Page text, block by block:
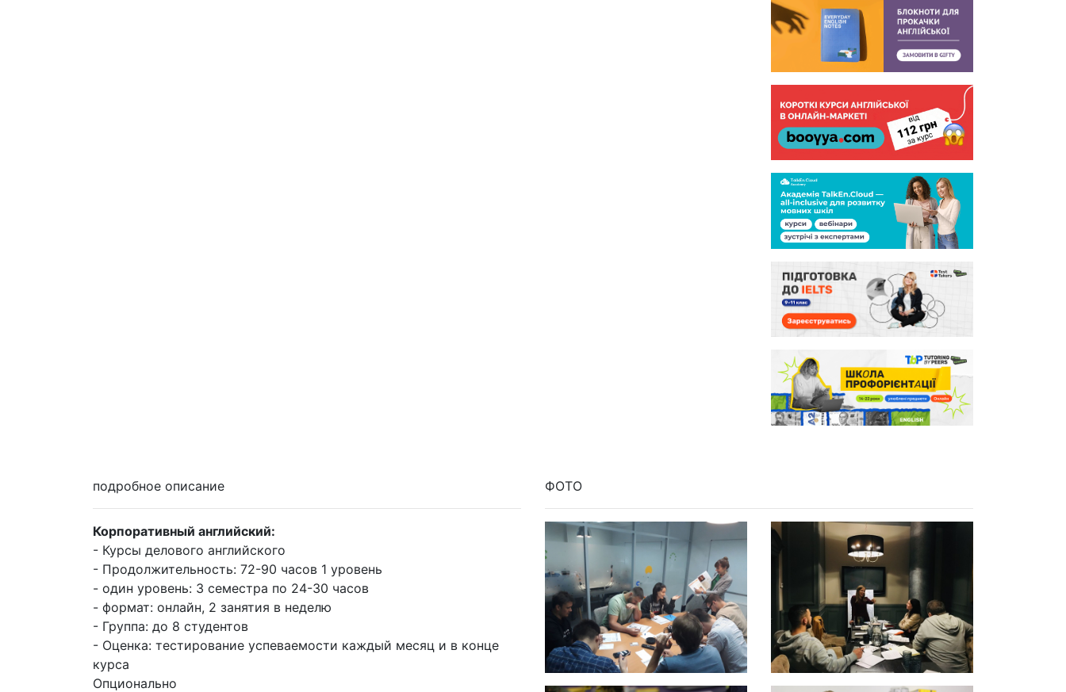
подробное описание
Корпоративный английский:
- Курсы делового английского
- Продолжительность: 72-90 часов 1 уровень
- один уровень: 3 семестра по 24-30 часов
- формат: онлайн, 2 занятия в неделю
- Группа: до 8 студентов
- Оценка: тестирование успеваемости каждый месяц и в конце
курса
Опционально
ФОТО